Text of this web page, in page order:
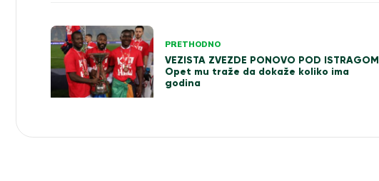
Kretanje
članka
PRETHODNO
VEZISTA ZVEZDE PONOVO POD ISTRAGOM
Opet mu traže da dokaže koliko ima
godina